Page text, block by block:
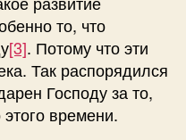
то, что
[3]. Потому что эти
Так распорядился
Господу за то,
времени.